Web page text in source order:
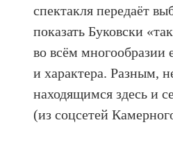
спектакля передаёт
показать Буковски
во всём многообразии
и характера. Разным,
находящимся здесь и
(из соцсетей